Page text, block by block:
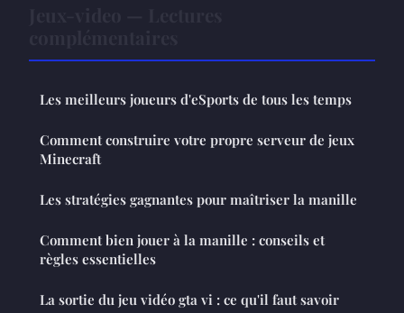
Les meilleurs joueurs d'eSports de tous les temps
Comment construire votre propre serveur de jeux
Minecraft
Les stratégies gagnantes pour maîtriser la manille
Comment bien jouer à la manille : conseils et
règles essentielles
La sortie du jeu vidéo gta vi : ce qu'il faut savoir